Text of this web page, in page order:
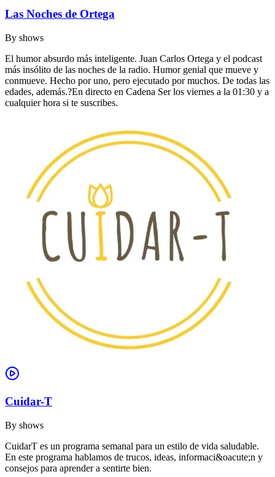
Las Noches de Ortega
By shows
El humor absurdo más inteligente. Juan Carlos Ortega y el podcast
más insólito de las noches de la radio. Humor genial que mueve y
conmueve. Hecho por uno, pero ejecutado por muchos. De todas las
edades, además.?En directo en Cadena Ser los viernes a la 01:30 y a
cualquier hora si te suscribes.
Cuidar-T
By shows
CuidarT es un programa semanal para un estilo de vida saludable.
En este programa hablamos de trucos, ideas, informaci&oacute;n y
consejos para aprender a sentirte bien.